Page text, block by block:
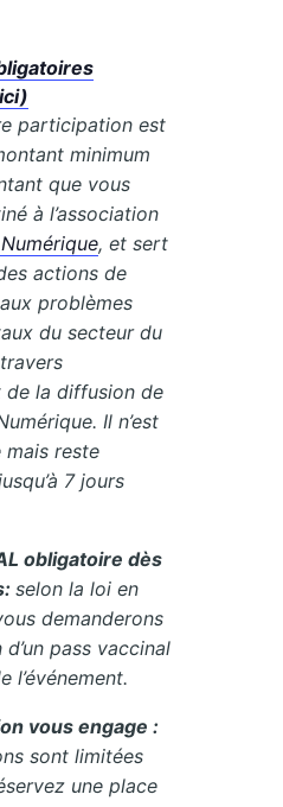
participation est
minimum
que vous
à l’association
, et sert
actions de
problèmes
du secteur du
de la diffusion de
Il n’est
reste
7 jours
obligatoire dès
selon la loi en
demanderons
pass vaccinal
l’événement.
vous engage :
sont limitées
une place